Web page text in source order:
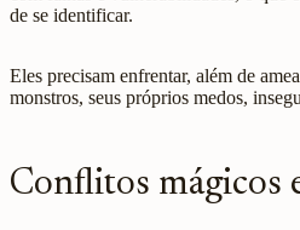
de se identificar.
Eles precisam enfrentar, além de
monstros, seus próprios medos,
Conflitos mágicos